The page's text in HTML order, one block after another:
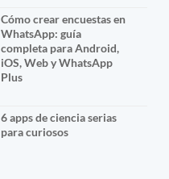
Cómo crear encuestas en
WhatsApp: guía
completa para Android,
iOS, Web y WhatsApp
Plus
6 apps de ciencia serias
para curiosos